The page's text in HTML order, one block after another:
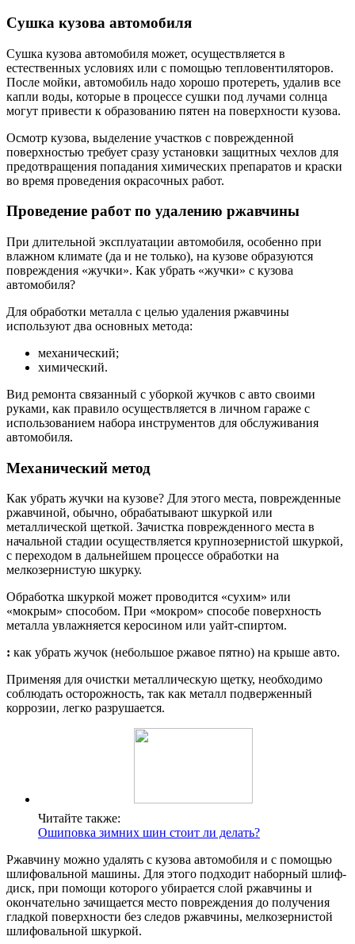
Сушка кузова автомобиля
Сушка кузова автомобиля может, осуществляется в
естественных условиях или с помощью тепловентиляторов.
После мойки, автомобиль надо хорошо протереть, удалив все
капли воды, которые в процессе сушки под лучами солнца
могут привести к образованию пятен на поверхности кузова.
Осмотр кузова, выделение участков с поврежденной
поверхностью требует сразу установки защитных чехлов для
предотвращения попадания химических препаратов и краски
во время проведения окрасочных работ.
Проведение работ по удалению ржавчины
При длительной эксплуатации автомобиля, особенно при
влажном климате (да и не только), на кузове образуются
повреждения «жучки». Как убрать «жучки» с кузова
автомобиля?
Для обработки металла с целью удаления ржавчины
используют два основных метода:
механический;
химический.
Вид ремонта связанный с уборкой жучков с авто своими
руками, как правило осуществляется в личном гараже с
использованием набора инструментов для обслуживания
автомобиля.
Механический метод
Как убрать жучки на кузове? Для этого места, поврежденные
ржавчиной, обычно, обрабатывают шкуркой или
металлической щеткой. Зачистка поврежденного места в
начальной стадии осуществляется крупнозернистой шкуркой,
с переходом в дальнейшем процессе обработки на
мелкозернистую шкурку.
Обработка шкуркой может проводится «сухим» или
«мокрым» способом. При «мокром» способе поверхность
металла увлажняется керосином или уайт-спиртом.
: как убрать жучок (небольшое ржавое пятно) на крыше авто.
Применяя для очистки металлическую щетку, необходимо
соблюдать осторожность, так как металл подверженный
коррозии, легко разрушается.
Читайте также:
Ошиповка зимних шин стоит ли делать?
Ржавчину можно удалять с кузова автомобиля и с помощью
шлифовальной машины. Для этого подходит наборный шлиф-
диск, при помощи которого убирается слой ржавчины и
окончательно зачищается место повреждения до получения
гладкой поверхности без следов ржавчины, мелкозернистой
шлифовальной шкуркой.